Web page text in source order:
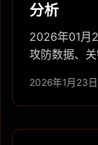
分析
2026年01月
攻防数据、
2026年1月23日